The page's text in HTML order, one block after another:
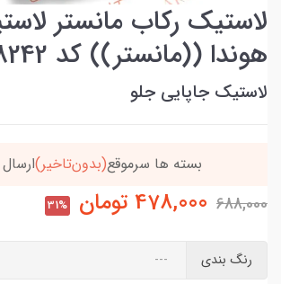
لاستیک رکاب مانستر
هوندا ((مانستر)) کد 4908242
لاستیک جاپایی جلو
خریدتو به5میلیون
688,000
478,000 تومان 31%
رنگ بندی